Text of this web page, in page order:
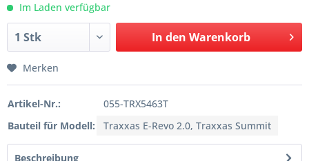
Im Laden verfügbar
In den Warenkorb
Merken
Artikel-Nr.:
055-TRX5463T
Bauteil für Modell:
Traxxas E-Revo 2.0, Traxxas Summit
Beschreibung